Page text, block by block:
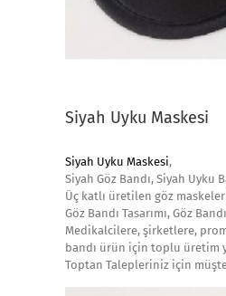
Siyah Uyku Maskesi
Siyah Uyku Maskesi,
Siyah Göz Bandı, Siyah Uyku
Üç katlı üretilen göz
Göz Bandı Tasarımı, Göz
Medikalcilere, şirketlere,
bandı ürün için toplu üretim
Toptan Talepleriniz için